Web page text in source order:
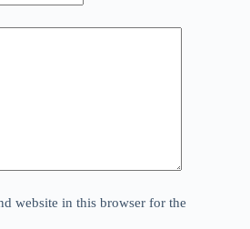
website in this browser for the